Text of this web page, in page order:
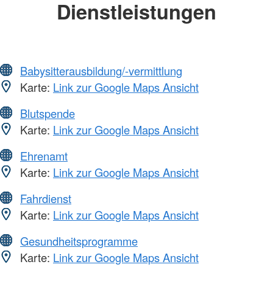
Dienstleistungen
Babysitterausbildung/-vermittlung
Karte: Link zur Google Maps Ansicht
Blutspende
Karte: Link zur Google Maps Ansicht
Ehrenamt
Karte: Link zur Google Maps Ansicht
Fahrdienst
Karte: Link zur Google Maps Ansicht
Gesundheitsprogramme
Karte: Link zur Google Maps Ansicht